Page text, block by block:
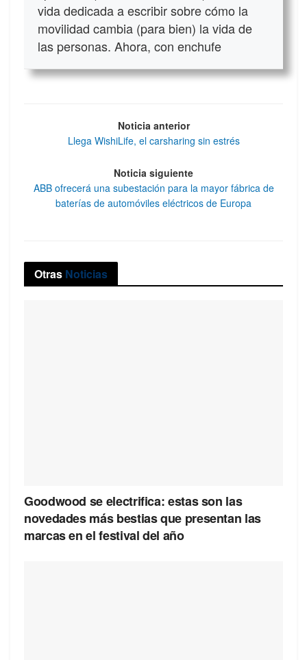
vida dedicada a escribir sobre cómo la
movilidad cambia (para bien) la vida de
las personas. Ahora, con enchufe
Noticia anterior
Llega WishiLife, el carsharing sin estrés
Noticia siguiente
ABB ofrecerá una subestación para la mayor fábrica de
baterías de automóviles eléctricos de Europa
Otras Noticias
Goodwood se electrifica: estas son las
novedades más bestias que presentan las
marcas en el festival del año